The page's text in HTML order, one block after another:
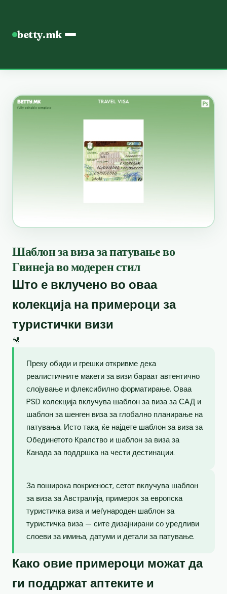
betty.mk
Шаблон за виза за патување во
Гвинеја во модерен стил
Што е вклучено во оваа
колекција на примероци за
туристички визи
🛂
Преку обиди и грешки откривме дека
реалистичните макети за визи бараат автентично
слојување и флексибилно форматирање. Оваа
PSD колекција вклучува шаблон за виза за САД и
шаблон за шенген виза за глобално планирање на
патувања. Исто така, ќе најдете шаблон за виза за
Обединетото Кралство и шаблон за виза за
Канада за поддршка на чести дестинации.
За поширока покриеност, сетот вклучува шаблон
за виза за Австралија, примерок за европска
туристичка виза и меѓународен шаблон за
туристичка виза — сите дизајнирани со уредливи
слоеви за имиња, датуми и детали за патување.
Како овие примероци можат да
ги поддржат аптеките и